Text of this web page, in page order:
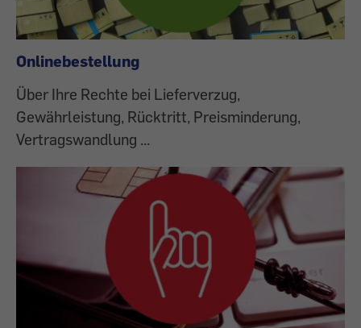
Onlinebestellung
Über Ihre Rechte bei Lieferverzug,
Gewährleistung, Rücktritt, Preisminderung,
Vertragswandlung ...